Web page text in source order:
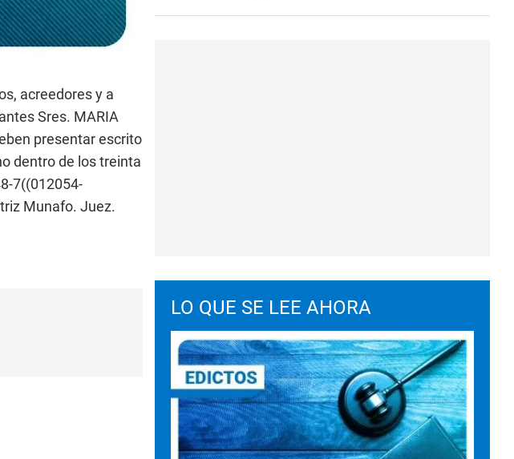
acreedores y a
Sres. MARIA
presentar escrito
dentro de los treinta
7((012054-
Munafo. Juez.
LO QUE SE LEE AHORA